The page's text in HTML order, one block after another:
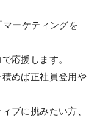
マーケティングを
応援します。
めば正社員登用や
ブに挑みたい方、